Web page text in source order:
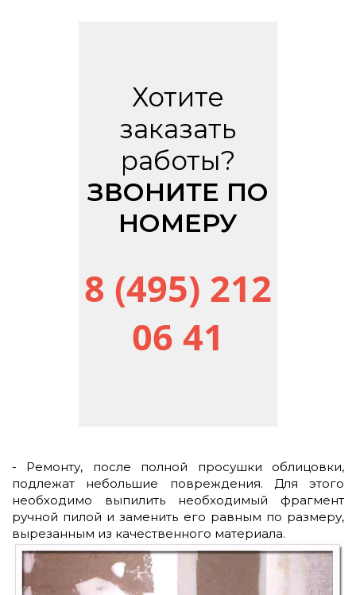
Хотите
заказать
работы?
ЗВОНИТЕ ПО
НОМЕРУ
8 (495) 212
06 41
- Ремонту, после полной просушки облицовки,
подлежат небольшие повреждения. Для этого
необходимо выпилить необходимый фрагмент
ручной пилой и заменить его равным по размеру,
вырезанным из качественного материала.